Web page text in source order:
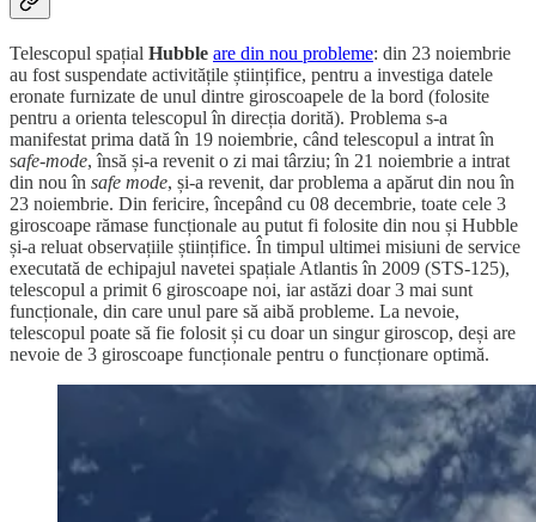
Telescopul spațial Hubble are din nou probleme: din 23 noiembrie
au fost suspendate activitățile științifice, pentru a investiga datele
eronate furnizate de unul dintre giroscoapele de la bord (folosite
pentru a orienta telescopul în direcția dorită). Problema s-a
manifestat prima dată în 19 noiembrie, când telescopul a intrat în
safe-mode, însă și-a revenit o zi mai târziu; în 21 noiembrie a intrat
din nou în safe mode, și-a revenit, dar problema a apărut din nou în
23 noiembrie. Din fericire, începând cu 08 decembrie, toate cele 3
giroscoape rămase funcționale au putut fi folosite din nou și Hubble
și-a reluat observațiile științifice. În timpul ultimei misiuni de service
executată de echipajul navetei spațiale Atlantis în 2009 (STS-125),
telescopul a primit 6 giroscoape noi, iar astăzi doar 3 mai sunt
funcționale, din care unul pare să aibă probleme. La nevoie,
telescopul poate să fie folosit și cu doar un singur giroscop, deși are
nevoie de 3 giroscoape funcționale pentru o funcționare optimă.